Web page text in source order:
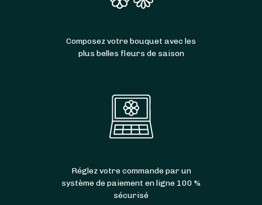
Composez votre bouquet avec les
plus belles fleurs de saison
Réglez votre commande par un
système de paiement en ligne 100 %
sécurisé